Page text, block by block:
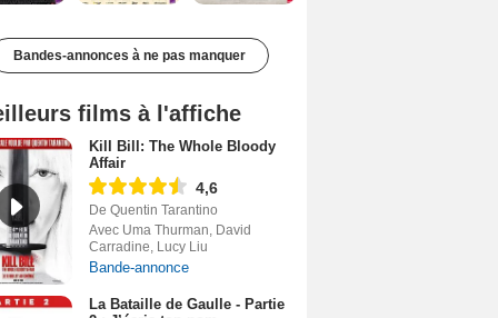
Bandes-annonces à ne pas manquer
films à l'affiche
Kill Bill: The Whole Bloody
Affair
4,6
De Quentin Tarantino
Avec Uma Thurman, David
Carradine, Lucy Liu
Bande-annonce
La Bataille de Gaulle - Partie